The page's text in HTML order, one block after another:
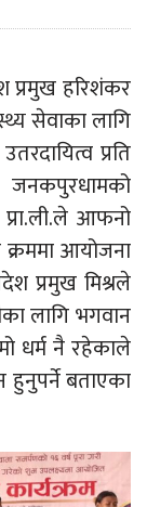
प्रमुख हरिशंकर
सेवाका लागि
प्रति
जनकपुरधामको
आफनो
आयोजना
प्रमुख मिश्रले
लागि भगवान
धर्म नै रहेकाले
बताएका